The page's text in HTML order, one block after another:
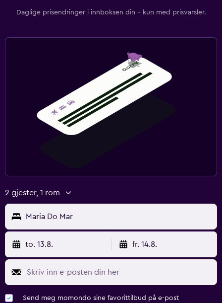
Daglige prisendringer i innboksen din – kun med prisvarsler.
2 gjester, 1 rom
Maria Do Mar
to. 13.8. fr. 14.8.
Send meg momondo sine favorittilbud på e-post